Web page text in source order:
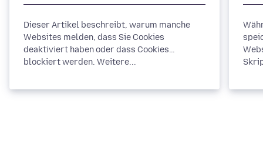
Dieser Artikel beschreibt, warum manche
Websites melden, dass Sie Cookies
deaktiviert haben oder dass Cookies
blockiert werden. Weitere...